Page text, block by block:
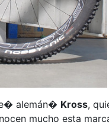
alemán� Kross,
mucho esta